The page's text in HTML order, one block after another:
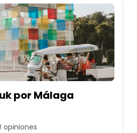
por Málaga
opiniones